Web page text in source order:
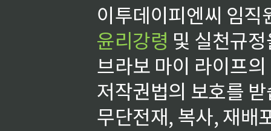
이투데이피엔씨 임
윤리강령 및 실천규
브라보 마이 라이프
저작권법의 보호를
무단전재, 복사, 재배